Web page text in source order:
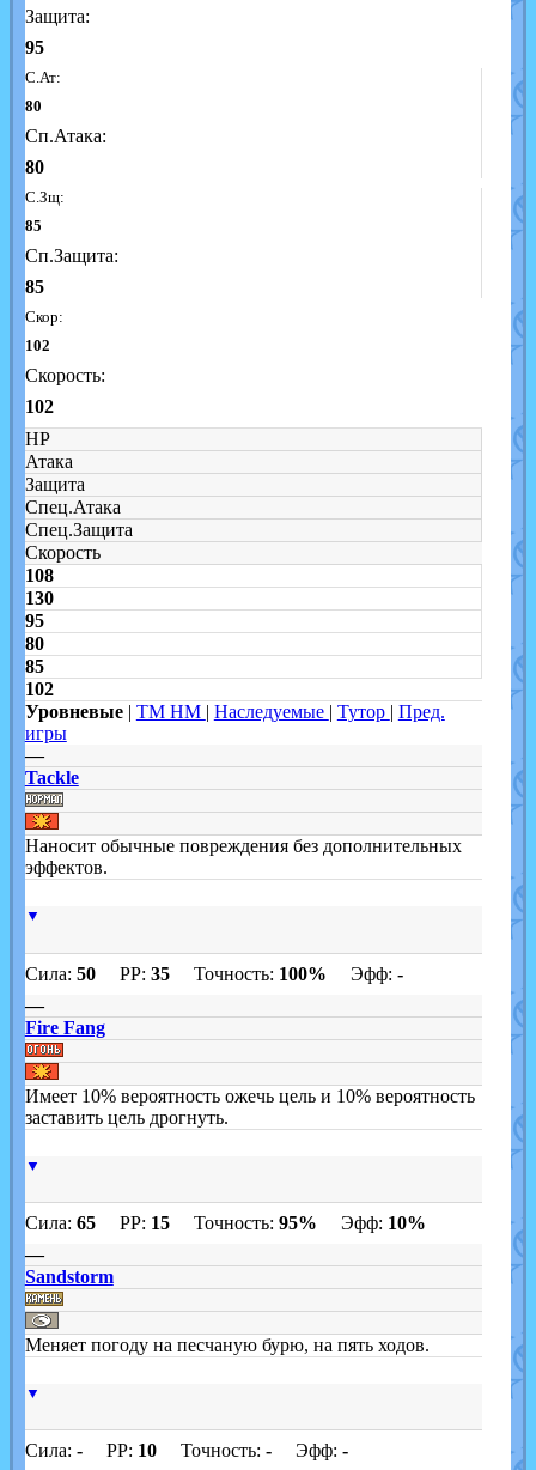
Защита:
95
С.Ат:
80
Сп.Атака:
80
С.Зщ:
85
Сп.Защита:
85
Скор:
102
Скорость:
102
HP
Атака
Защита
Спец.Атака
Спец.Защита
Скорость
108
130
95
80
85
102
Уровневые | TM HM | Наследуемые | Тутор | Пред.
игры
—
Tackle
Наносит обычные повреждения без дополнительных
эффектов.
▼
Сила: 50PP: 35Точность: 100% Эфф: -
—
Fire Fang
Имеет 10% вероятность ожечь цель и 10% вероятность
заставить цель дрогнуть.
▼
Сила: 65PP: 15Точность: 95% Эфф: 10%
—
Sandstorm
Меняет погоду на песчаную бурю, на пять ходов.
▼
Сила: -PP: 10Точность: -Эфф: -